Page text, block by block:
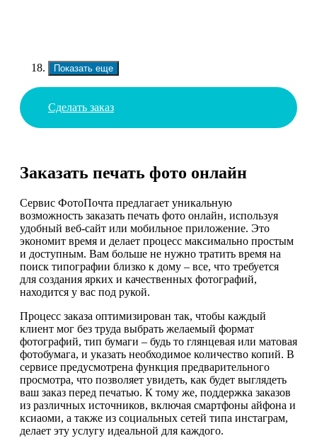
Показать еще
Сделать заказ
Заказать печать фото онлайн
Сервис ФотоПочта предлагает уникальную
возможность заказать печать фото онлайн, используя
удобный веб-сайт или мобильное приложение. Это
экономит время и делает процесс максимально простым
и доступным. Вам больше не нужно тратить время на
поиск типографии близко к дому – все, что требуется
для создания ярких и качественных фотографий,
находится у вас под рукой.
Процесс заказа оптимизирован так, чтобы каждый
клиент мог без труда выбрать желаемый формат
фотографий, тип бумаги – будь то глянцевая или матовая
фотобумага, и указать необходимое количество копий. В
сервисе предусмотрена функция предварительного
просмотра, что позволяет увидеть, как будет выглядеть
ваш заказ перед печатью. К тому же, поддержка заказов
из различных источников, включая смартфоны айфона и
ксиаоми, а также из социальных сетей типа инстаграм,
делает эту услугу идеальной для каждого.